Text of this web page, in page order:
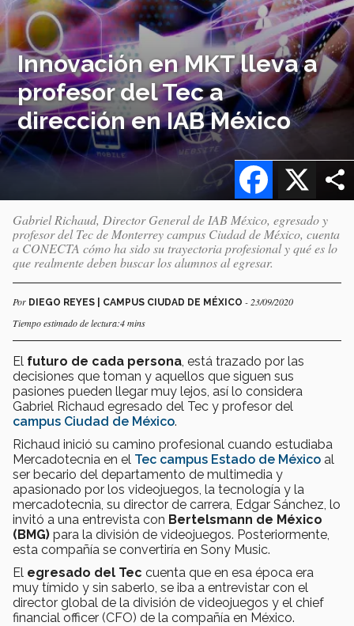
Innovación en MKT lleva a
profesor del Tec a
dirección en IAB México
X
Facebook
Gabriel Richaud, Director General de IAB México, egresado y
profesor del Tec de Monterrey campus Ciudad de México, cuenta
a CONECTA cómo ha sido su trayectoria profesional y qué es lo
que realmente deben buscar los alumnos al egresar.
Por DIEGO REYES | CAMPUS CIUDAD DE MÉXICO - 23/09/2020
Tiempo estimado de lectura:4 mins
El futuro de cada persona , está trazado por las
decisiones que toman y aquellos que siguen sus
pasiones pueden llegar muy lejos, así lo considera
Gabriel Richaud egresado del Tec y profesor del
campus Ciudad de México.
Richaud inició su camino profesional cuando estudiaba
Mercadotecnia en el Tec campus Estado de México al
ser becario del departamento de multimedia y
apasionado por los videojuegos, la tecnología y la
mercadotecnia, su director de carrera, Edgar Sánchez, lo
invitó a una entrevista con Bertelsmann de México
(BMG) para la división de videojuegos. Posteriormente,
esta compañía se convertiría en Sony Music.
El egresado del Tec cuenta que en esa época era
muy tímido y sin saberlo, se iba a entrevistar con el
director global de la división de videojuegos y el chief
financial officer (CFO) de la compañía en México.